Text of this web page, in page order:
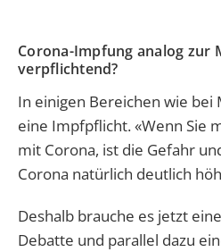
Corona-Impfung analog zur
verpflichtend?
In einigen Bereichen wie bei
eine Impfpflicht. «Wenn Sie
mit Corona, ist die Gefahr
Corona natürlich deutlich
Deshalb brauche es jetzt
Debatte und parallel dazu